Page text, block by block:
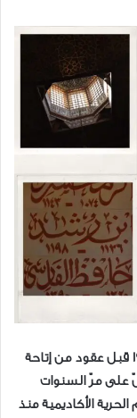
كما استقبل الحرم الجامعي أول طالبة عام 1928 قبل عقود من إتاحة
على مرّ السنوات
الأكاديمية منذ